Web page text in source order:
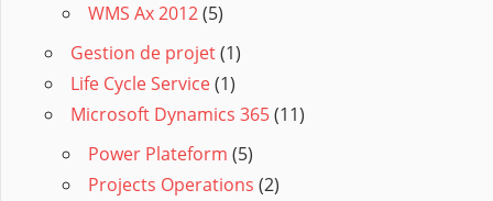
WMS Ax 2012(5)
Gestion de projet(1)
Life Cycle Service(1)
Microsoft Dynamics 365(11)
Power Plateform (5)
Projects Operations (2)